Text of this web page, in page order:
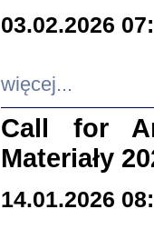
03.02.2026
więcej...
Call for
Materiały
14.01.2026